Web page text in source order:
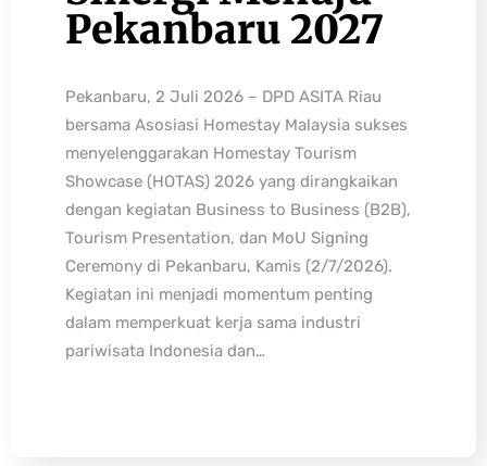
Pekanbaru 2027
Pekanbaru, 2 Juli 2026 – DPD ASITA Riau
bersama Asosiasi Homestay Malaysia sukses
menyelenggarakan Homestay Tourism
Showcase (HOTAS) 2026 yang dirangkaikan
dengan kegiatan Business to Business (B2B),
Tourism Presentation, dan MoU Signing
Ceremony di Pekanbaru, Kamis (2/7/2026).
Kegiatan ini menjadi momentum penting
dalam memperkuat kerja sama industri
pariwisata Indonesia dan…